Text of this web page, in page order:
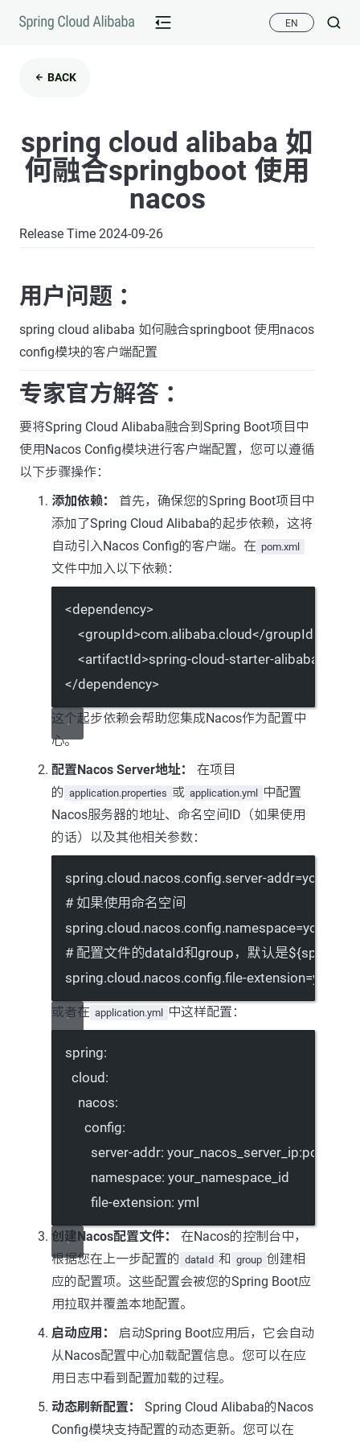
EN
BACK
spring cloud alibaba 如
何融合springboot 使用
nacos
Release Time 2024-09-26
用户问题 ：
spring cloud alibaba 如何融合springboot 使用nacos
config模块的客户端配置
专家官方解答 ：
要将Spring Cloud Alibaba融合到Spring Boot项目中
使用Nacos Config模块进行客户端配置，您可以遵循
以下步骤操作：
添加依赖：
首先，确保您的Spring Boot项目中
添加了Spring Cloud Alibaba的起步依赖，这将
自动引入Nacos Config的客户端。在 pom.xml
文件中加入以下依赖：
<dependency>
<groupId>com.alibaba.cloud</groupId
<artifactId>spring-cloud-starter-alibaba-
</dependency>
这个起步依赖会帮助您集成Nacos作为配置中
心。
配置Nacos Server地址：
在项目
的 application.properties 或 application.yml 中配置
Nacos服务器的地址、命名空间ID（如果使用
的话）以及其他相关参数：
spring.cloud.nacos.config.server-addr
# 如果使用命名空间
spring.cloud.nacos.config.namespace
# 配置文件的dataId和group，默认是
spring.cloud.nacos.config.file-extension=yml
或者在 application.yml 中这样配置：
spring:
cloud:
nacos:
config:
server-addr: your_nacos_server_ip:port
namespace: your_namespace_id
file-extension: yml
创建Nacos配置文件：
在Nacos的控制台中，
根据您在上一步配置的 dataId 和 group 创建相
应的配置项。这些配置会被您的Spring Boot应
用拉取并覆盖本地配置。
启动应用：
启动Spring Boot应用后，它会自动
从Nacos配置中心加载配置信息。您可以在应
用日志中看到配置加载的过程。
动态刷新配置：
Spring Cloud Alibaba的Nacos
Config模块支持配置的动态更新。您可以在